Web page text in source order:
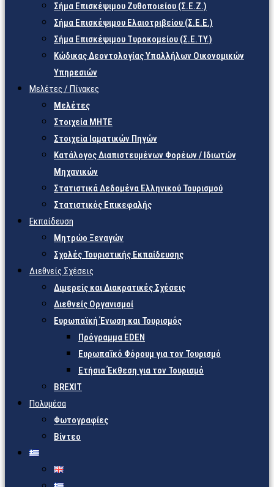
Σήμα Επισκέψιμου Ζυθοποιείου (Σ.Ε.Ζ.)
Σήμα Επισκέψιμου Ελαιοτριβείου (Σ.Ε.Ε.)
Σήμα Επισκέψιμου Τυροκομείου (Σ.Ε.TY.)
Κώδικας Δεοντολογίας Υπαλλήλων Οικονομικών
Υπηρεσιών
Μελέτες / Πίνακες
Μελέτες
Στοιχεία ΜΗΤΕ
Στοιχεία Ιαματικών Πηγών
Κατάλογος Διαπιστευμένων Φορέων / Ιδιωτών
Μηχανικών
Στατιστικά Δεδομένα Ελληνικού Τουρισμού
Στατιστικός Επικεφαλής
Εκπαίδευση
Μητρώο Ξεναγών
Σχολές Τουριστικής Εκπαίδευσης
Διεθνείς Σχέσεις
Διμερείς και Διακρατικές Σχέσεις
Διεθνείς Οργανισμοί
Ευρωπαϊκή Ένωση και Τουρισμός
Πρόγραμμα EDEN
Ευρωπαϊκό Φόρουμ για τον Τουρισμό
Ετήσια Έκθεση για τον Τουρισμό
BREXIT
Πολυμέσα
Φωτογραφίες
Βίντεο